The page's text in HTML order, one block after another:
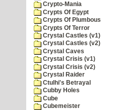
Crypto-Mania
Crypts Of Egypt
Crypts Of Plumbous
Crypts Of Terror
Crystal Castles (v1)
Crystal Castles (v2)
Crystal Caves
Crystal Crisis (v1)
Crystal Crisis (v2)
Crystal Raider
Ctulhi's Betrayal
Cubby Holes
Cube
Cubemeister